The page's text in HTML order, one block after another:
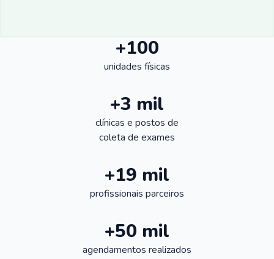
+100
unidades físicas
+3 mil
clínicas e postos de
coleta de exames
+19 mil
profissionais parceiros
+50 mil
agendamentos realizados